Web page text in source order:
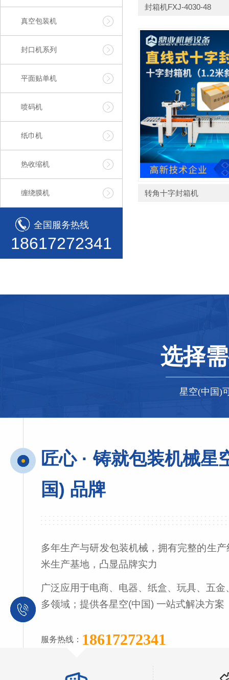
真空包装机
封口机系列
平面贴单机
喷码机
纸巾机
热收缩机
缠绕膜机
全国服务热线
18617272341
封箱机FXJ-4030-48
转角十字封箱机
选择
星空(中国)
匠心 · 铸就包装机械星
国) 品牌
多年生产与研发包装机械，拥有完整的生
米生产基地，凸显品牌实力
广泛应用于电商、电器、纸盒、玩具、五金
多领域；提供各星空(中国) 一站式解决方案
服务热线： 18617272341